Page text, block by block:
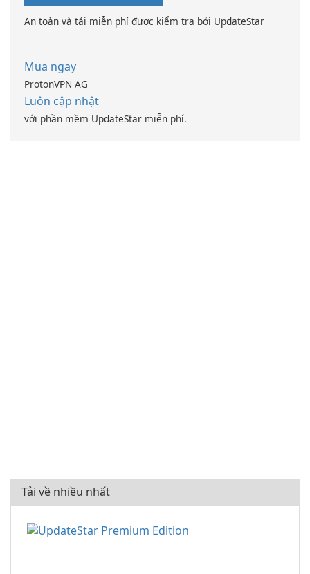
An toàn và tải miễn phí được kiểm tra bởi UpdateStar
Mua ngay
ProtonVPN AG
Luôn cập nhật
với phần mềm UpdateStar miễn phí.
Tải về nhiều nhất